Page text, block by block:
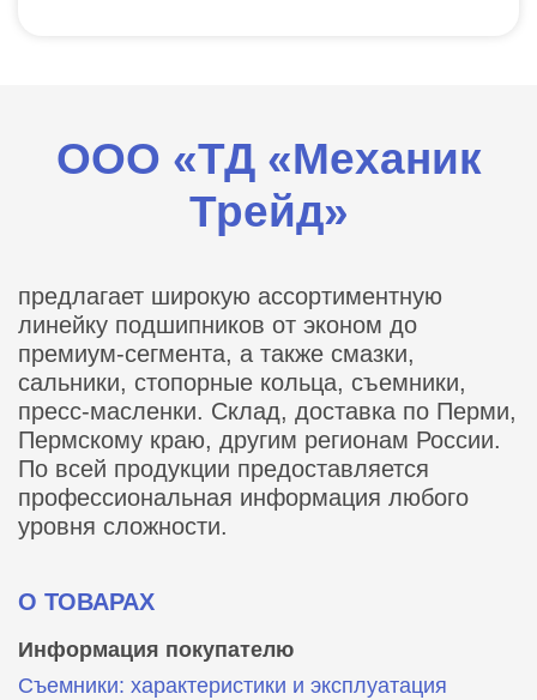
ООО «ТД «Механик
Трейд»
предлагает широкую ассортиментную
линейку подшипников от эконом до
премиум-сегмента, а также смазки,
сальники, стопорные кольца, съемники,
пресс-масленки. Склад, доставка по Перми,
Пермскому краю, другим регионам России.
По всей продукции предоставляется
профессиональная информация любого
уровня сложности.
О ТОВАРАХ
Информация покупателю
Съемники: характеристики и эксплуатация